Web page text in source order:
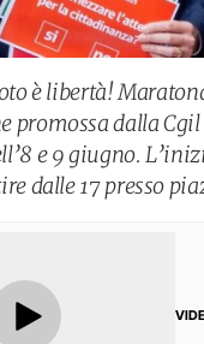
è libertà!
promossa dalla
e 9 giugno.
dalle 17 presso